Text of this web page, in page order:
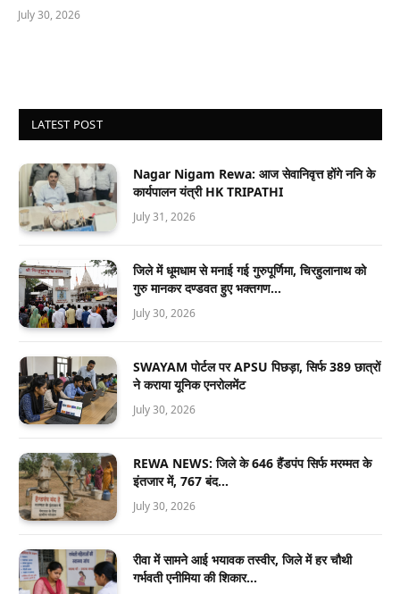
July 30, 2026
LATEST POST
Nagar Nigam Rewa: आज सेवानिवृत्त होंगे ननि के
कार्यपालन यंत्री HK TRIPATHI
July 31, 2026
जिले में धूमधाम से मनाई गई गुरुपूर्णिमा, चिरहुलानाथ को
गुरु मानकर दण्डवत हुए भक्तगण…
July 30, 2026
SWAYAM पोर्टल पर APSU पिछड़ा, सिर्फ 389 छात्रों
ने कराया यूनिक एनरोलमेंट
July 30, 2026
REWA NEWS: जिले के 646 हैंडपंप सिर्फ मरम्मत के
इंतजार में, 767 बंद…
July 30, 2026
रीवा में सामने आई भयावक तस्वीर, जिले में हर चौथी
गर्भवती एनीमिया की शिकार…